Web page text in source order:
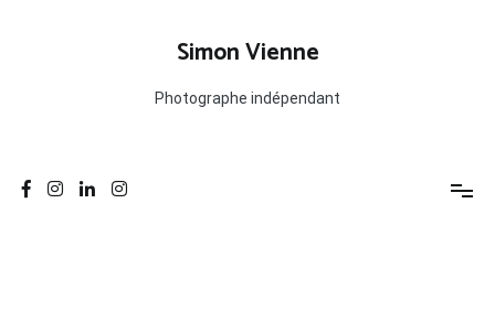
Simon Vienne
Photographe indépendant